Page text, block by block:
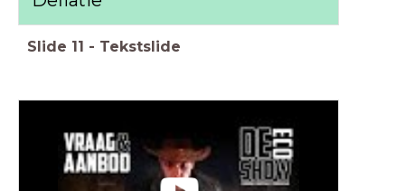
Slide 11 - Tekstslide